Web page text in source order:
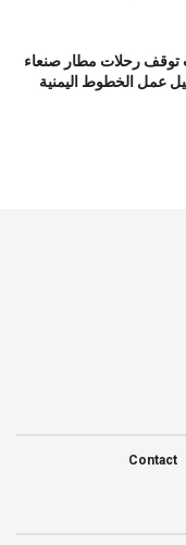
توقف رحلات مطار صنعاء
عمل الخطوط اليمنية
Contact